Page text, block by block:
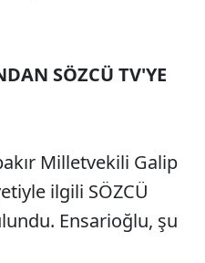
SÖZCÜ TV'YE
Milletvekili Galip
ilgili SÖZCÜ
Ensarioğlu, şu